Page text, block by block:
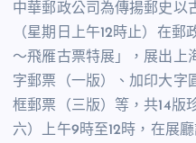
中華郵政公司為傳揚郵史以
（星期日上午12時止）在
～飛雁古票特展」，展出上
字郵票（一版）、加印大字
框郵票（三版）等，共14版
六）上午9時至12時，在展